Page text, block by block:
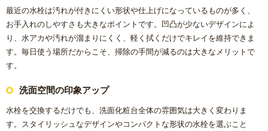
【リフォーム】よくあるご質問
失敗したくない！リフォームで後悔しないための業者の選び
方
水まわり機器人気リフォームメーカー
最近の水栓は汚れが付きにくい形状や仕上げになっているものが多く、
お手入れのしやすさも大きなポイントです。凹凸が少ないデザインによ
り、水アカや汚れが溜まりにくく、軽く拭くだけでキレイを維持できま
す。毎日使う場所だからこそ、掃除の手間が減るのは大きなメリットで
す。
洗面空間の印象アップ
水栓を交換するだけでも、洗面化粧台全体の雰囲気は大きく変わりま
す。スタイリッシュなデザインやコンパクトな形状の水栓を選ぶこと